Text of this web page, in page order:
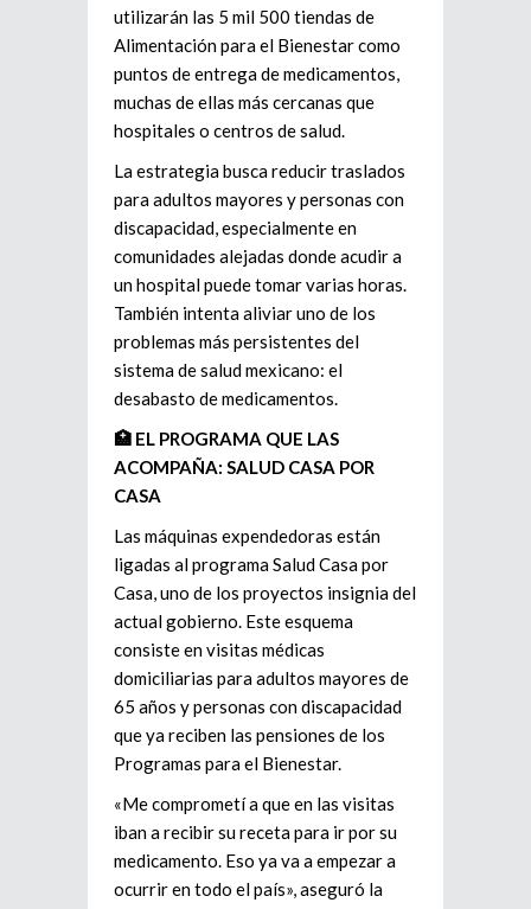
utilizarán las 5 mil 500 tiendas de
Alimentación para el Bienestar como
puntos de entrega de medicamentos,
muchas de ellas más cercanas que
hospitales o centros de salud.
La estrategia busca reducir traslados
para adultos mayores y personas con
discapacidad, especialmente en
comunidades alejadas donde acudir a
un hospital puede tomar varias horas.
También intenta aliviar uno de los
problemas más persistentes del
sistema de salud mexicano: el
desabasto de medicamentos.
🏥 EL PROGRAMA QUE LAS
ACOMPAÑA: SALUD CASA POR
CASA
Las máquinas expendedoras están
ligadas al programa Salud Casa por
Casa, uno de los proyectos insignia del
actual gobierno. Este esquema
consiste en visitas médicas
domiciliarias para adultos mayores de
65 años y personas con discapacidad
que ya reciben las pensiones de los
Programas para el Bienestar.
«Me comprometí a que en las visitas
iban a recibir su receta para ir por su
medicamento. Eso ya va a empezar a
ocurrir en todo el país», aseguró la